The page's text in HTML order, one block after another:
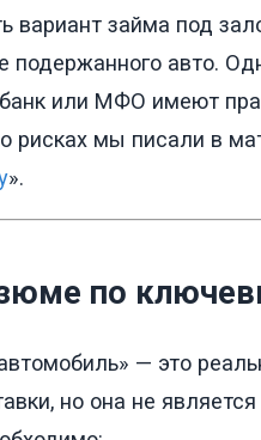
вариант займа под
подержанного авто.
или МФО имеют
рисках мы писали в
».
по
— это
но она не